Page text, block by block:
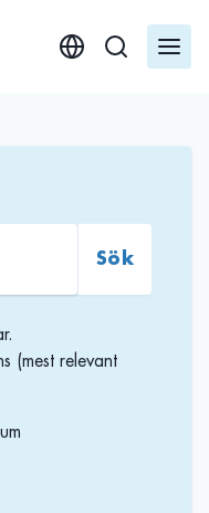
Sök
(mest relevant